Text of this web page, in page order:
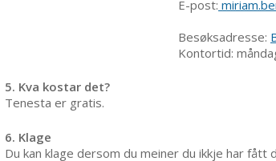
E-post:
Besøksadresse:
Kontortid: måndag – fredag
5. Kva kostar det?
Tenesta er gratis.
6. Klage
Du kan klage dersom du meiner du ikkje har